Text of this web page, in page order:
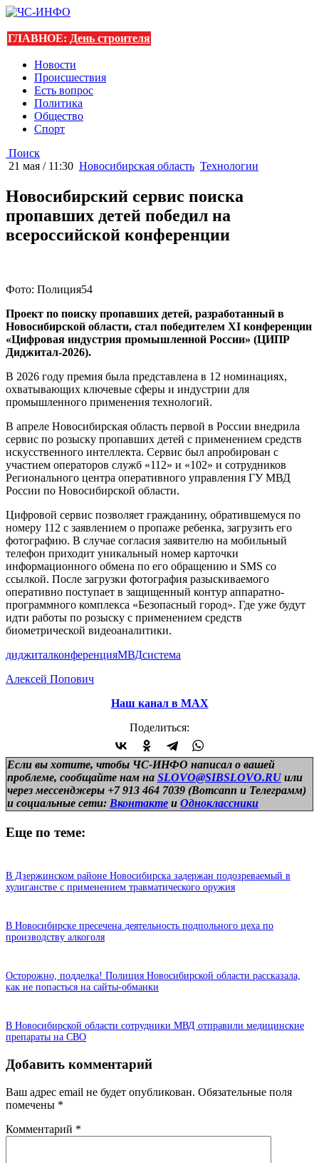
ГЛАВНОЕ: День строителя
Новости
Происшествия
Есть вопрос
Политика
Общество
Спорт
Поиск
21 мая / 11:30 Новосибирская область Технологии
Новосибирский сервис поиска
пропавших детей победил на
всероссийской конференции
Фото: Полиция54
Проект по поиску пропавших детей, разработанный в
Новосибирской области, стал победителем XI конференции
«Цифровая индустрия промышленной России» (ЦИПР
Диджитал-2026).
В 2026 году премия была представлена в 12 номинациях,
охватывающих ключевые сферы и индустрии для
промышленного применения технологий.
В апреле Новосибирская область первой в России внедрила
сервис по розыску пропавших детей с применением средств
искусственного интеллекта. Сервис был апробирован с
участием операторов служб «112» и «102» и сотрудников
Регионального центра оперативного управления ГУ МВД
России по Новосибирской области.
Цифровой сервис позволяет гражданину, обратившемуся по
номеру 112 с заявлением о пропаже ребенка, загрузить его
фотографию. В случае согласия заявителю на мобильный
телефон приходит уникальный номер карточки
информационного обмена по его обращению и SMS со
ссылкой. После загрузки фотография разыскиваемого
оперативно поступает в защищенный контур аппаратно-
программного комплекса «Безопасный город». Где уже будут
идти работы по розыску с применением средств
биометрической видеоаналитики.
диджиталконференцияМВДсистема
Алексей Попович
Наш канал в МАХ
Поделиться:
Если вы хотите, чтобы ЧС-ИНФО написал о вашей
проблеме, сообщайте нам на SLOVO@SIBSLOVO.RU или
через мессенджеры +7 913 464 7039 (Вотсапп и Телеграмм)
и социальные сети: Вконтакте и Одноклассники
Еще по теме:
В Дзержинском районе Новосибирска задержан подозреваемый в
хулиганстве с применением травматического оружия
В Новосибирске пресечена деятельность подпольного цеха по
производству алкоголя
Осторожно, подделка! Полиция Новосибирской области рассказала,
как не попасться на сайты-обманки
В Новосибирской области сотрудники МВД отправили медицинские
препараты на СВО
Добавить комментарий
Ваш адрес email не будет опубликован. Обязательные поля
помечены *
Комментарий *